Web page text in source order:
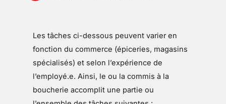
Les tâches ci-dessous peuvent varier en
fonction du commerce (épiceries, magasins
spécialisés) et selon l’expérience de
l’employé.e. Ainsi, le ou la commis à la
boucherie accomplit une partie ou